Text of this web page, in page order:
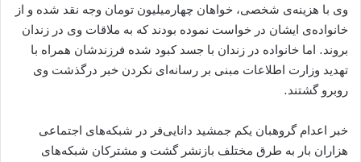
وی با هزینه‌ی شخصی، خواهان چهارمیلیون تومان وجه نقد شده و از
خانواده‌ی ایشان در خواست نموده بودند که به ملاقات وی در زندان
بروند. اما خانواده در زندان با جسد کبود شده فرزندشان همراه با
تهدید وزارت اطلاعات مبنی بر رسانه‌ای نکردن خبر درگذشت وی
روبرو گشتند.
خبر اعدام گروهبان یکم جمشید دانایی‌فر در شبکه‌های اجتماعی
هزاران بار به طرق مختلف بازنشر گشت و مشترکان شبکه‌های